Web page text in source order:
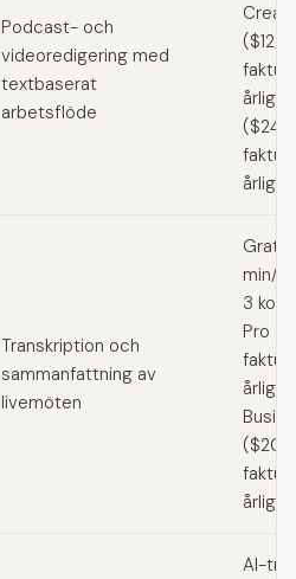
Podcast- och
videoredigering med
textbaserat
arbetsflöde
($12/
($24/
Transkription och
sammanfattning av
livemöten
min/
3
Pro
($20/
AI-